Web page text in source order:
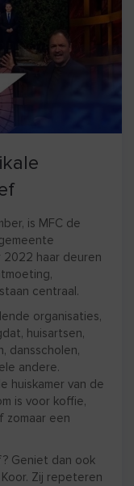
is MFC de
haar deuren
centraal.
organisaties,
huisartsen,
dansscholen,
andere.
huiskamer van de
is voor koffie,
zomaar een
Geniet dan ook
Zij repeteren